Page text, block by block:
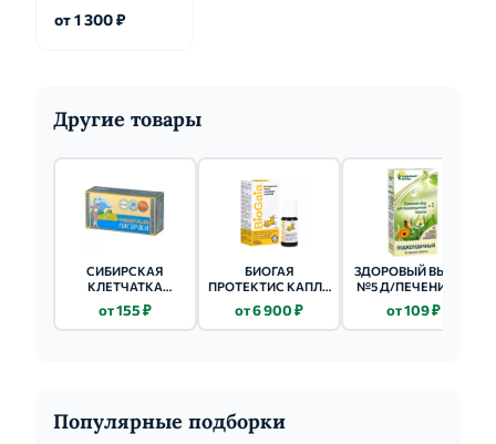
от 1 300 ₽
Другие товары
СИБИРСКАЯ
КЛЕТЧАТКА
от 155 ₽
БИОГАЯ
ПРОТЕКТИС КАПЛИ
от 6 900 ₽
ЗДОРОВЫЙ ВЫБОР
№5 Д/ПЕЧЕНИ (Ф/
от 109 ₽
Популярные подборки